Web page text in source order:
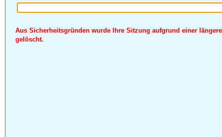
Aus Sicherheitsgründen wurde Ihre Sitzung aufgrund einer
gelöscht.